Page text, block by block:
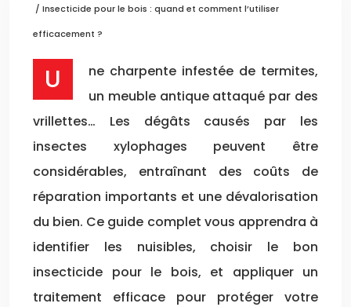
/ Insecticide pour le bois : quand et comment l’utiliser
efficacement ?
Une charpente infestée de termites,
un meuble antique attaqué par des
vrillettes… Les dégâts causés par les
insectes xylophages peuvent être
considérables, entraînant des coûts de
réparation importants et une dévalorisation
du bien. Ce guide complet vous apprendra à
identifier les nuisibles, choisir le bon
insecticide pour le bois, et appliquer un
traitement efficace pour protéger votre